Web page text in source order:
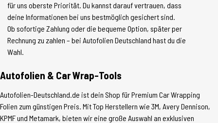
für uns oberste Priorität. Du kannst darauf vertrauen, dass
deine Informationen bei uns bestmöglich gesichert sind.
Ob sofortige Zahlung oder die bequeme Option, später per
Rechnung zu zahlen – bei Autofolien Deutschland hast du die
Wahl.
Autofolien & Car Wrap-Tools
Autofolien-Deutschland.de ist dein Shop für Premium Car Wrapping
Folien zum günstigen Preis. Mit Top Herstellern wie 3M, Avery Dennison,
KPMF und Metamark, bieten wir eine große Auswahl an exklusiven